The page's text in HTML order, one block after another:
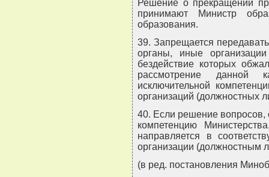
Решение о прекращении
принимают Министр
образования.
39. Запрещается
органы, иные
бездействие которых
рассмотрение данной
исключительной
организаций (должностных
40. Если решение
компетенцию
направляется в
организации (должностным
(в ред. постановления